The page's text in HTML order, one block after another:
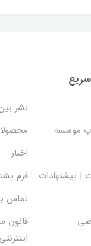
نشر
موسسه
اخبار
| پیشنهادات
فرم
تماس
قانون
اینترنتی